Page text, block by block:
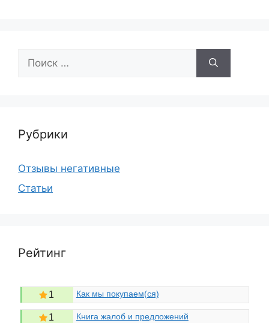
Рубрики
Отзывы негативные
Статьи
Рейтинг
1 Как мы покупаем(ся)
1 Книга жалоб и предложений